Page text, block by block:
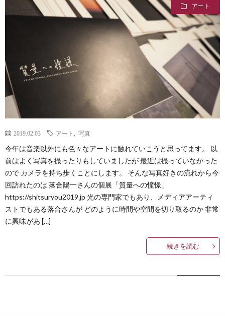
アート
2019.02.03 アート 写真
今年は音楽以外にも色々なアートに触れていこうと思ってます。 以
前はよく写真を撮ったりもしていましたが 最近は撮っていなかった
ので カメラを持ち歩くことにします。 そんな写真好きの流れから今
回訪れたのは 落合陽一さんの個展「質量への憧憬」
https://shitsuryou2019.jp 光の専門家でもあり、メディアアーティ
ストでもある落合さんが どのように時間や空間を切り取るのか 非常
に興味があ […]
続きを読む